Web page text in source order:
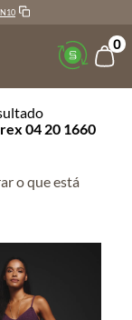
0
04 20 1660
o que está